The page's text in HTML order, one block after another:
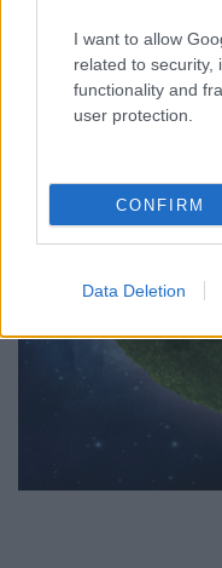
I want to allow
related to security,
functionality and
user protection.
CONFIRM
Data Deletion